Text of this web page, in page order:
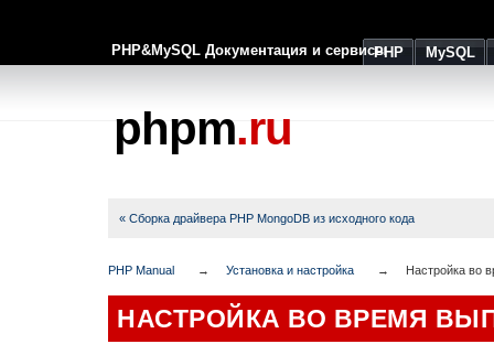
PHP&MySQL Документация и сервисыPHP MySQL
phpm.ru
« Сборка драйвера PHP MongoDB из исходного кода
PHP Manual Установка и настройка Настройка во
НАСТРОЙКА ВО ВРЕМЯ